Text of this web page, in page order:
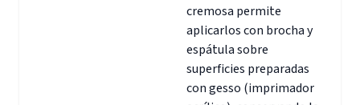
cremosa permite
aplicarlos con brocha y
espátula sobre
superficies preparadas
con gesso (imprimador